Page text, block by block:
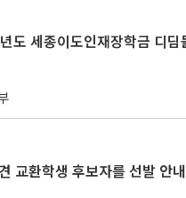
교환학생 후보자를 선발 안내